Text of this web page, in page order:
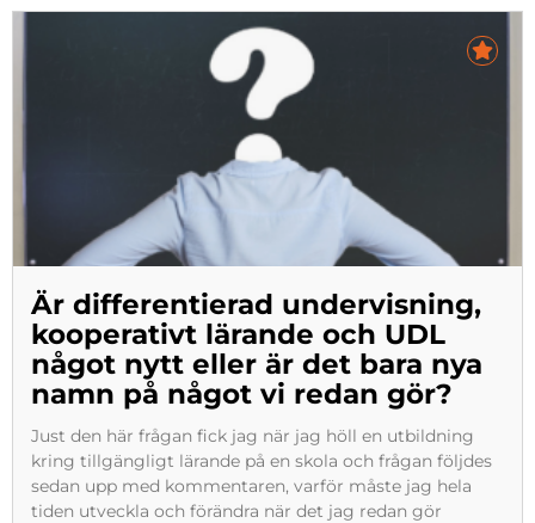
Är differentierad undervisning,
kooperativt lärande och UDL
något nytt eller är det bara nya
namn på något vi redan gör?
Just den här frågan fick jag när jag höll en utbildning
kring tillgängligt lärande på en skola och frågan följdes
sedan upp med kommentaren, varför måste jag hela
tiden utveckla och förändra när det jag redan gör